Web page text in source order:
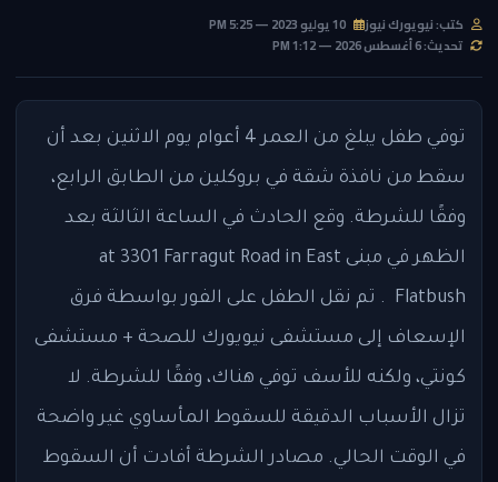
كتب: نيويورك نيوز
تحديث: 6 أغسطس 2026 — 1:12 PM
توفي طفل يبلغ من العمر 4 أعوام يوم الاثنين بعد أن
سقط من نافذة شقة في بروكلين من الطابق الرابع،
وفقًا للشرطة. وقع الحادث في الساعة الثالثة بعد
الظهر في مبنى at 3301 Farragut Road in East
Flatbush . تم نقل الطفل على الفور بواسطة فرق
الإسعاف إلى مستشفى نيويورك للصحة + مستشفى
كونتي، ولكنه للأسف توفي هناك، وفقًا للشرطة. لا
تزال الأسباب الدقيقة للسقوط المأساوي غير واضحة
في الوقت الحالي. مصادر الشرطة أفادت أن السقوط